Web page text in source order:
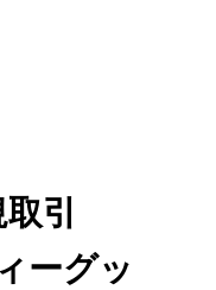
引
ーグッ